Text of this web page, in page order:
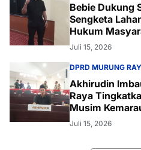
Bebie Dukung
Sengketa
Hukum
Juli 15, 2026
DPRD MURUNG
Akhirudin
Raya
Musim
Juli 15, 2026